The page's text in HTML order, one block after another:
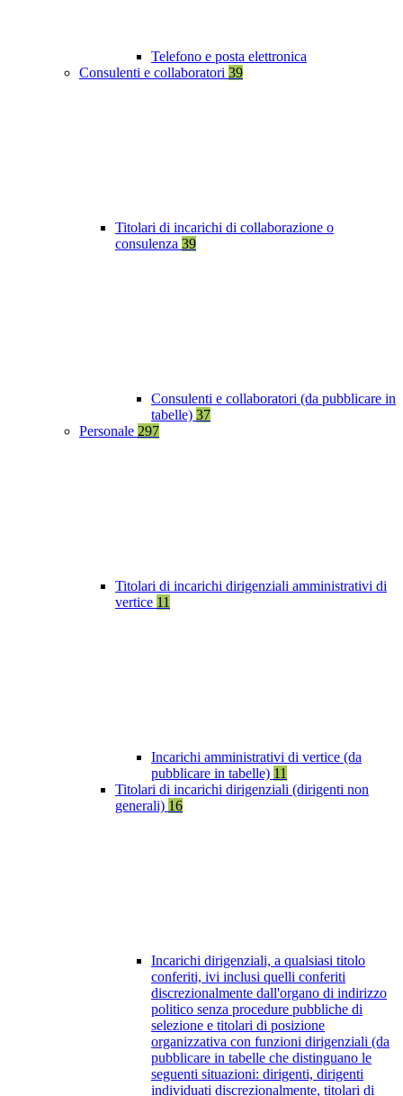
Telefono e posta elettronica
Consulenti e collaboratori 39
Titolari di incarichi di collaborazione o
consulenza 39
Consulenti e collaboratori (da pubblicare in
tabelle) 37
Personale 297
Titolari di incarichi dirigenziali amministrativi di
vertice 11
Incarichi amministrativi di vertice (da
pubblicare in tabelle) 11
Titolari di incarichi dirigenziali (dirigenti non
generali) 16
Incarichi dirigenziali, a qualsiasi titolo
conferiti, ivi inclusi quelli conferiti
discrezionalmente dall'organo di indirizzo
politico senza procedure pubbliche di
selezione e titolari di posizione
organizzativa con funzioni dirigenziali (da
pubblicare in tabelle che distinguano le
seguenti situazioni: dirigenti, dirigenti
individuati discrezionalmente, titolari di